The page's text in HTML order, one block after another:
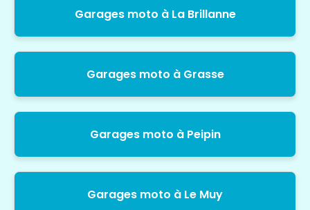
Garages moto à La Brillanne
Garages moto à Grasse
Garages moto à Peipin
Garages moto à Le Muy